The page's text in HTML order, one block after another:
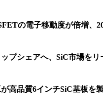
の電子移動度が倍増、
プシェアへ、SiC市場を
高品質6インチSiC基板を